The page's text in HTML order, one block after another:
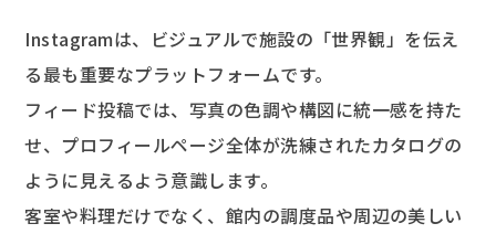
Instagramは、ビジュアルで施設の「世界観」を伝え
る最も重要なプラットフォームです。
フィード投稿では、写真の色調や構図に統一感を持た
せ、プロフィールページ全体が洗練されたカタログの
ように見えるよう意識します。
客室や料理だけでなく、館内の調度品や周辺の美しい